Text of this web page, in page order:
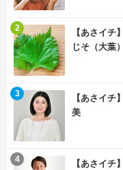
【あさイ
じそ（大葉
2
【あさイ
美
3
【あさイ
4